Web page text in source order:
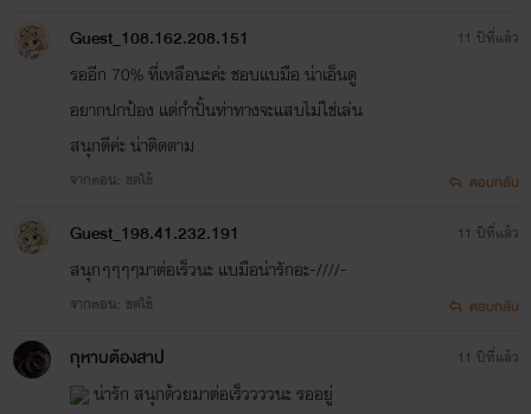
Guest_108.162.208.151
รออีก 70% ที่เหลือนะค่ะ ชอบแบมือ น่าเอ็นดู
อยากปกป้อง แต่กำปั้นท่าทางจะแสบไม่ใช่เล่น
สนุกดีค่ะ น่าติดตาม
จากตอน: ชดใช้
11 ปีที่แล้ว
ตอบกลับ
Guest_198.41.232.191
สนุกๆๆๆๆมาต่อเร็วนะ แบมือน่ารักอะ-////-
จากตอน: ชดใช้
11 ปีที่แล้ว
ตอบกลับ
กุหาบต้องสาป
น่ารัก สนุกด้วยมาต่อเร็ววววนะ รออยู่
11 ปีที่แล้ว